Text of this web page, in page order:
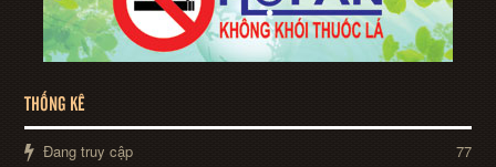
THỐNG KÊ
Đang truy cập 77